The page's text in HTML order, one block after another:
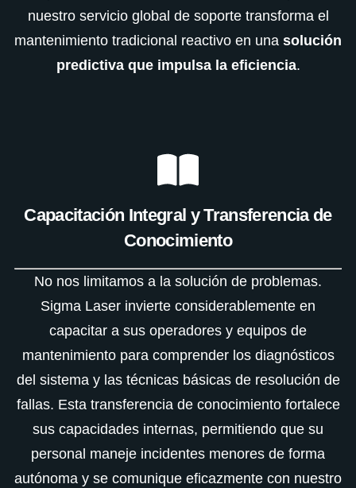
nuestro servicio global de soporte transforma el
mantenimiento tradicional reactivo en una solución
predictiva que impulsa la eficiencia.
Capacitación Integral y Transferencia de
Conocimiento
No nos limitamos a la solución de problemas.
Sigma Laser invierte considerablemente en
capacitar a sus operadores y equipos de
mantenimiento para comprender los diagnósticos
del sistema y las técnicas básicas de resolución de
fallas. Esta transferencia de conocimiento fortalece
sus capacidades internas, permitiendo que su
personal maneje incidentes menores de forma
autónoma y se comunique eficazmente con nuestro